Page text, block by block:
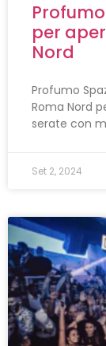
per
Nord
Profumo
Roma Nord
serate con
Set 2, 2024